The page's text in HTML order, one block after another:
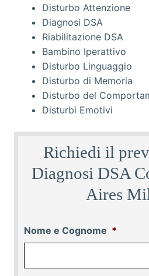
Disturbo Attenzione
Diagnosi DSA
Riabilitazione DSA
Bambino Iperattivo
Disturbo Linguaggio
Disturbo di Memoria
Disturbo del
Disturbi Emotivi
Richiedi il
Diagnosi DSA
Aires
Nome e Cognome *